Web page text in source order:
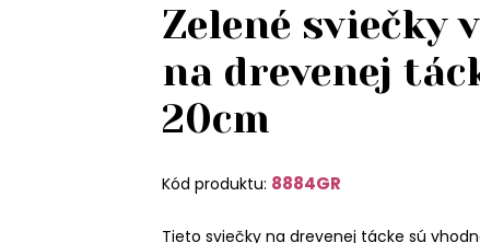
Zelené sviečky
na drevenej
20cm
Kód produktu: 8884GR
Tieto sviečky na drevenej tácke sú